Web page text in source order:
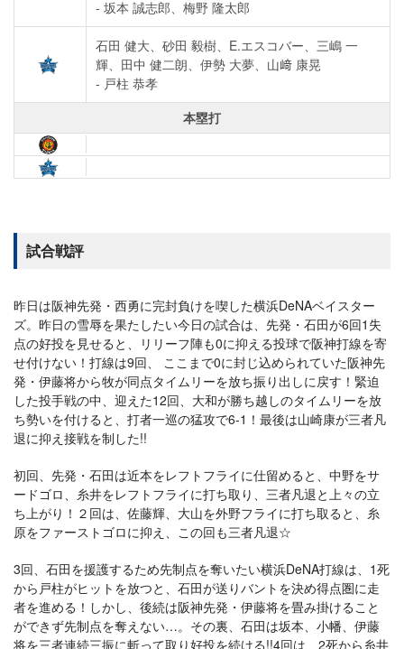
- 坂本 誠志郎、梅野 隆太郎
石田 健大、砂田 毅樹、E.エスコバー、三嶋 一
輝、田中 健二朗、伊勢 大夢、山﨑 康晃
- 戸柱 恭孝
本塁打
試合戦評
昨日は阪神先発・西勇に完封負けを喫した横浜DeNAベイスター
ズ。昨日の雪辱を果たしたい今日の試合は、先発・石田が6回1失
点の好投を見せると、リリーフ陣も0に抑える投球で阪神打線を寄
せ付けない！打線は9回、 ここまで0に封じ込められていた阪神先
発・伊藤将から牧が同点タイムリーを放ち振り出しに戻す！緊迫
した投手戦の中、迎えた12回、大和が勝ち越しのタイムリーを放
ち勢いを付けると、打者一巡の猛攻で6-1！最後は山崎康が三者凡
退に抑え接戦を制した!!
初回、先発・石田は近本をレフトフライに仕留めると、中野をサ
ードゴロ、糸井をレフトフライに打ち取り、三者凡退と上々の立
ち上がり！２回は、佐藤輝、大山を外野フライに打ち取ると、糸
原をファーストゴロに抑え、この回も三者凡退☆
3回、石田を援護するため先制点を奪いたい横浜DeNA打線は、1死
から戸柱がヒットを放つと、石田が送りバントを決め得点圏に走
者を進める！しかし、後続は阪神先発・伊藤将を畳み掛けること
ができず先制点を奪えない…。その裏、石田は坂本、小幡、伊藤
将を三者連続三振に斬って取り好投を続ける!!4回は、2死から糸井